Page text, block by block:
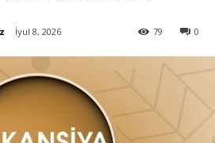
İyul 8, 2026 0
79